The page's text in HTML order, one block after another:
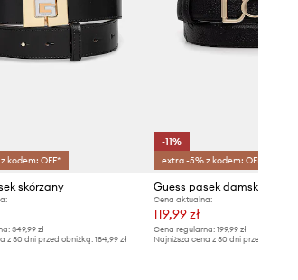
kodem: OFF*
skórzany
349,99 zł
z 30 dni przed obniżką:184,99 zł
-11%
extra -5% z kodem: OFF*
Guess pasek damski ANISE
Cena aktualna:
119,99 zł
Cena regularna: 199,99 zł
Najniższa cena z 30 dni przed obniżką: